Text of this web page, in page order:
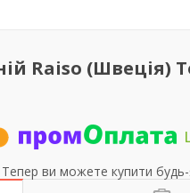
Raiso (Швеція)
Тепер ви можете купити